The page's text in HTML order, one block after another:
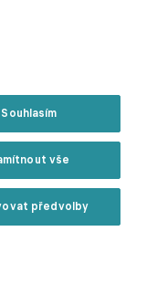
Souhlasím
vše
předvolby